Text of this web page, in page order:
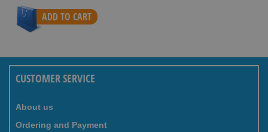
ADD TO CART
CUSTOMER SERVICE
About us
Ordering and Payment